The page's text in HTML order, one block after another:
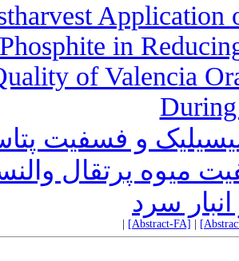
Phosphite in
of Valencia
و فسفیت
میوه پرتقال
سرد
[Abstract-FA]